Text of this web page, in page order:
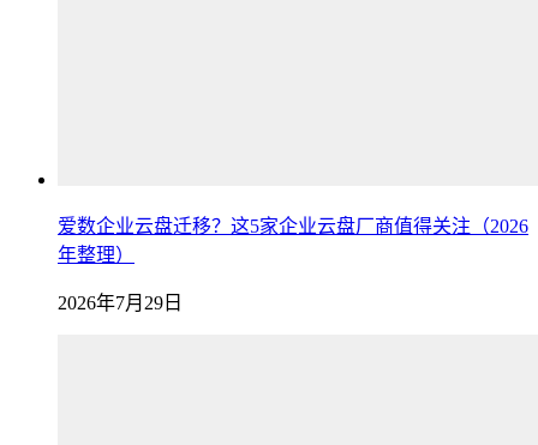
爱数企业云盘迁移？这5家企业云盘厂商值得关注（2026
年整理）
2026年7月29日